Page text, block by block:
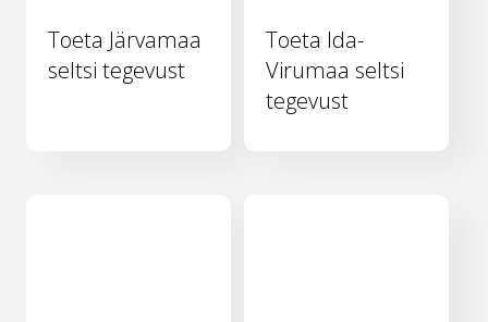
Toeta Järvamaa
seltsi tegevust
Toeta Ida-
Virumaa seltsi
tegevust